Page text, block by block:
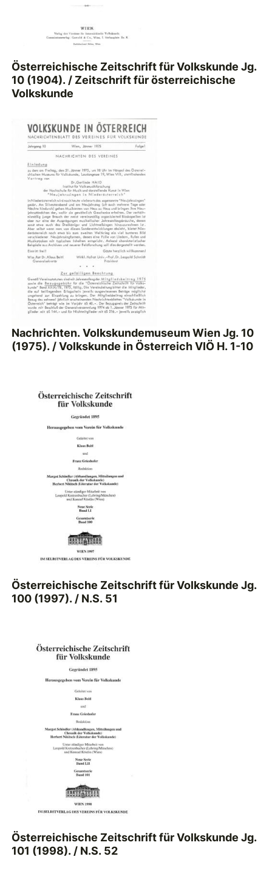
Österreichische Zeitschrift für Volkskunde Jg.
10 (1904). / Zeitschrift für österreichische
Volkskunde
Nachrichten. Volkskundemuseum Wien Jg. 10
(1975). / Volkskunde in Österreich VIÖ H. 1-10
Österreichische Zeitschrift für Volkskunde Jg.
100 (1997). / N.S. 51
Österreichische Zeitschrift für Volkskunde Jg.
101 (1998). / N.S. 52